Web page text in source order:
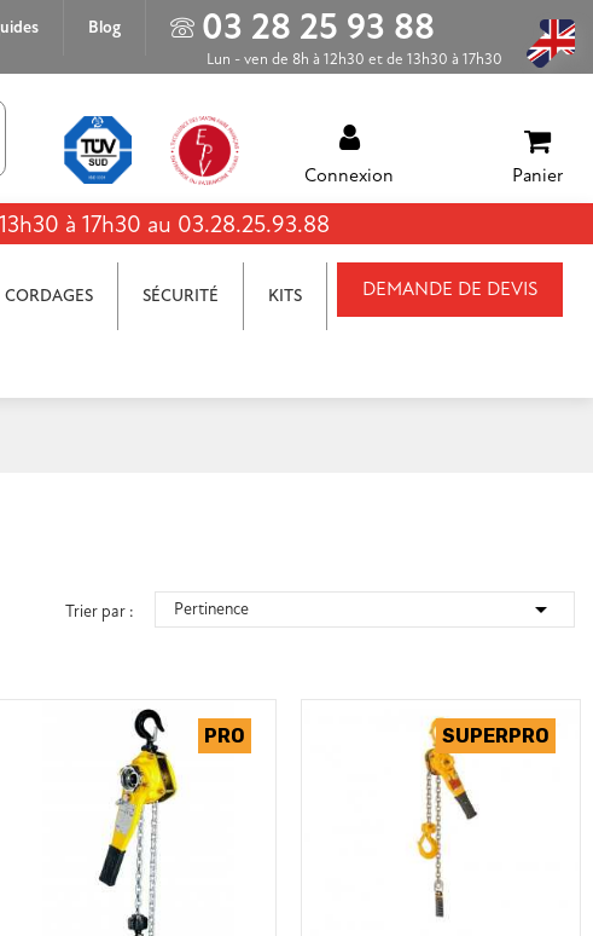
Blog 03 28 25 93 88
Lun - ven de 8h à 12h30 et de 13h30 à 17h30
Connexion Panier
à 17h30 au 03.28.25.93.88
DEMANDE DE DEVIS
CORDAGES SÉCURITÉ KITS
Trier par : Pertinence 